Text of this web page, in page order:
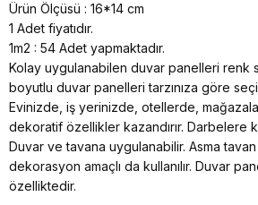
Ürün Ölçüsü : 16*14 cm
1 Adet fiyatıdır.
1m2 : 54 Adet yapmaktadır.
Kolay uygulanabilen duvar panelleri renk
boyutlu duvar panelleri tarzınıza göre
Evinizde, iş yerinizde, otellerde,
dekoratif özellikler kazandırır. Darbelere
Duvar ve tavana uygulanabilir. Asma
dekorasyon amaçlı da kullanılır. Duvar
özelliktedir.